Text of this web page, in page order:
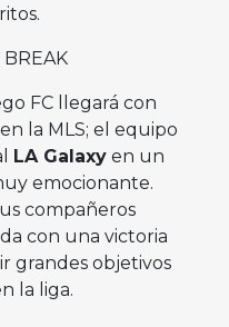
FC llegará con
la MLS; el equipo
LA Galaxy en un
emocionante.
compañeros
con una victoria
grandes objetivos
la liga.